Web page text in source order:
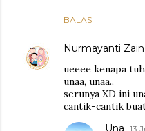
BALAS
Nurmayanti Zain
ueeee kenapa
unaa, unaa..
serunya XD ini
cantik-cantik
Una 13